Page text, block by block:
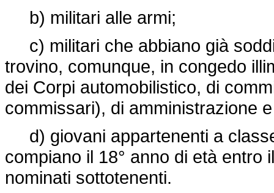
b) militari alle armi;
c) militari che abbiano già
trovino, comunque, in congedo
dei Corpi automobilistico, di
commissari), di amministrazione
d) giovani appartenenti a
compiano il 18° anno di età
nominati sottotenenti.